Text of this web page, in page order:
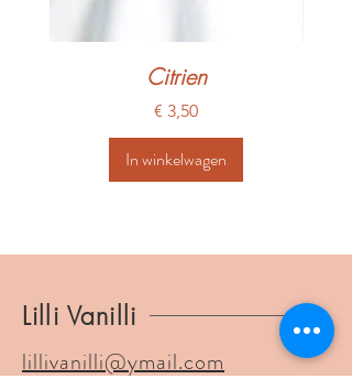
Citrien
Prijs
€ 3,50
In winkelwagen
Lilli Vanilli
lillivanilli@ymail.com